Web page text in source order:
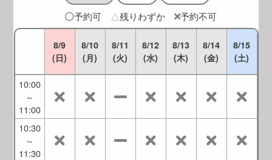
予約可 △残りわずか 予約不可
8/9
(日)
8/10
(月)
8/11
(火)
8/12
(水)
8/13
(木)
8/14
(金)
8/15
(土)
10:00
～
11:00
10:30
～
11:30